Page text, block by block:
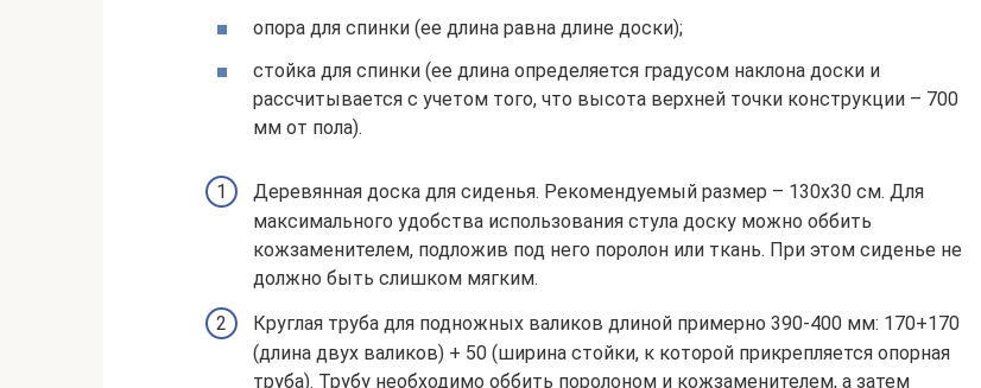
опора для спинки (ее длина равна длине доски);
стойка для спинки (ее длина определяется градусом наклона доски и
рассчитывается с учетом того, что высота верхней точки конструкции – 700
мм от пола).
Деревянная доска для сиденья. Рекомендуемый размер – 130х30 см. Для
максимального удобства использования стула доску можно оббить
кожзаменителем, подложив под него поролон или ткань. При этом сиденье не
должно быть слишком мягким.
Круглая труба для подножных валиков длиной примерно 390-400 мм: 170+170
(длина двух валиков) + 50 (ширина стойки, к которой прикрепляется опорная
труба). Трубу необходимо оббить поролоном и кожзаменителем, а затем